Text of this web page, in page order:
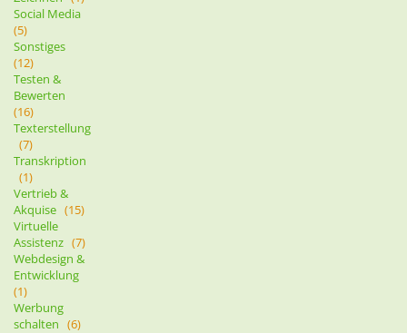
Social Media
(5)
Sonstiges
(12)
Testen &
Bewerten
(16)
Texterstellung
(7)
Transkription
(1)
Vertrieb &
Akquise (15)
Virtuelle
Assistenz (7)
Webdesign &
Entwicklung
(1)
Werbung
schalten (6)